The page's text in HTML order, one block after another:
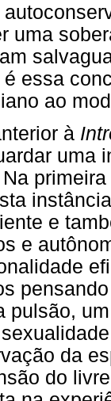
uma
essa
ao
à
uma
e
e
pulsão,
da
do